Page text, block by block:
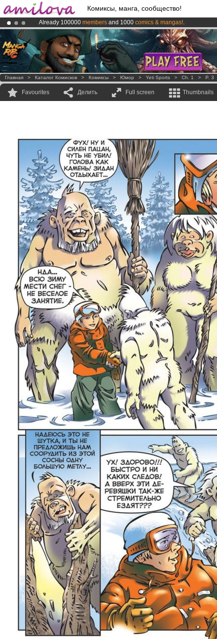
Комиксы, манга, сообщество!
Already 100000 members and 1000 comics & mangas!.
AmilovaKickstarter is now LIVE!.
Premium membership from3.95 euros per month !Get membership
Главная > Каталог Комисков > Комиксы > Юмор > Yeti Sports > Ch. 1 > P. 3
Favourites Делить Full screen Thumbnails